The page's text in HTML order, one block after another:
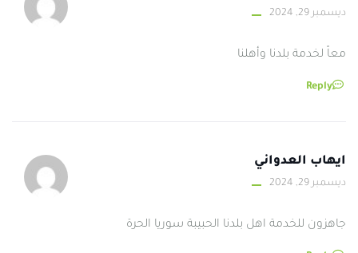
ديسمبر 29, 2024
معاً لخدمة بلدنا وأهلنا
Reply
ايهاب العدواني
ديسمبر 29, 2024
جاهزون للخدمة اهل بلدنا الحبيبة سوريا الحرة